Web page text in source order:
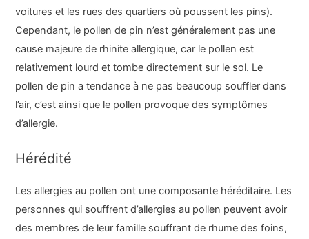
voitures et les rues des quartiers où poussent les pins).
Cependant, le pollen de pin n’est généralement pas une
cause majeure de rhinite allergique, car le pollen est
relativement lourd et tombe directement sur le sol. Le
pollen de pin a tendance à ne pas beaucoup souffler dans
l’air, c’est ainsi que le pollen provoque des symptômes
d’allergie.
Hérédité
Les allergies au pollen ont une composante héréditaire. Les
personnes qui souffrent d’allergies au pollen peuvent avoir
des membres de leur famille souffrant de rhume des foins,